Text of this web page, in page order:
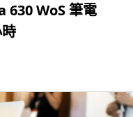
630 WoS 筆電